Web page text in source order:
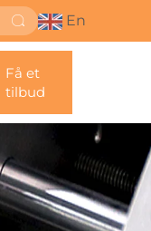
En
Få et
tilbud